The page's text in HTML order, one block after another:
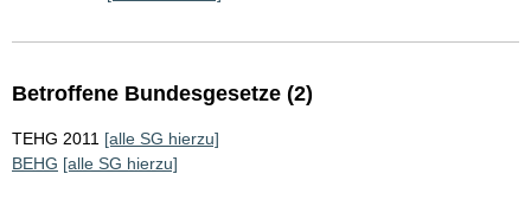
Betroffene Bundesgesetze (2)
TEHG 2011 [alle SG hierzu]
BEHG [alle SG hierzu]